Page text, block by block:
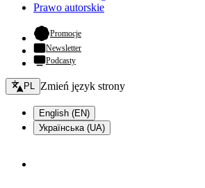
Prawo autorskie
Promocje- otwiera się w nowej karcie
Newsletter
Podcasty
Zmień język - bieżący:
PL Zmień język strony
English (EN)
Українська (UA)